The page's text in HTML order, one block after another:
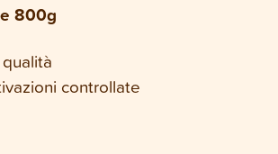
800g
controllate